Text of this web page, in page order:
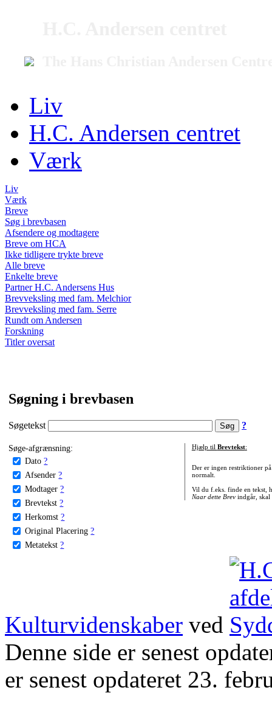
Liv
H.C. Andersen centret
Værk
Liv
Værk
Breve
Søg i brevbasen
Afsendere og modtagere
Breve om HCA
Ikke tidligere trykte breve
Alle breve
Enkelte breve
Partner H.C. Andersens Hus
Brevveksling med fam. Melchior
Brevveksling med fam. Serre
Rundt om Andersen
Forskning
Titler oversat
Søgning i brevbasen
Søgetekst ?
Søge-afgrænsning:
Dato ?
Afsender ?
Modtager ?
Brevtekst ?
Herkomst ?
Original Placering ?
Metatekst ?
Hjælp til Brevtekst:
Der er ingen restriktioner
normalt.
Vil du f.eks. finde en tekst,
Naar dette Brevindgår, skal
Kulturvidenskaber ved
Denne side er senest
er senest opdateret 23.